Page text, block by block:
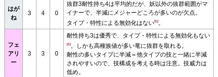
はが
ね
3 4 0
抜群3耐性持ち4は平均的だが、妖以外の抜群範囲がマ
イナーで、半減にメジャーどころが多いのが欠点。
タイプ・特性による無効化はない[6]。
フェ
アリ
ー
3 3 0
耐性持ち3は優秀で、タイプ・特性による無効化もない
[6]。しかも高種族値が多い竜に抜群を取れる。
耐性の多いタイプに半減＝他タイプの技と一緒に半減
されやすいので、技構成を考える時は注意。技威力は
低め。